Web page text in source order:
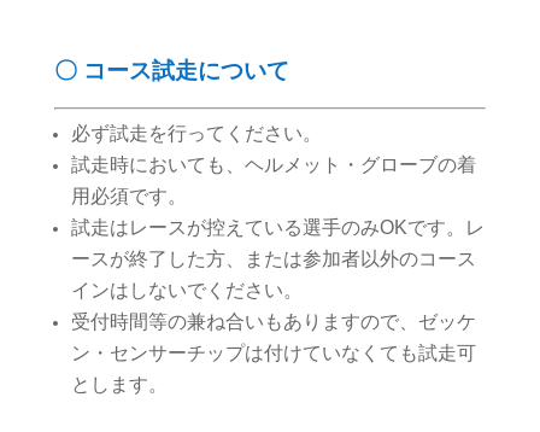
〇 コース試走について
必ず試走を行ってください。
試走時においても、ヘルメット・グローブの着
用必須です。
試走はレースが控えている選手のみOKです。レ
ースが終了した方、または参加者以外のコース
インはしないでください。
受付時間等の兼ね合いもありますので、ゼッケ
ン・センサーチップは付けていなくても試走可
とします。